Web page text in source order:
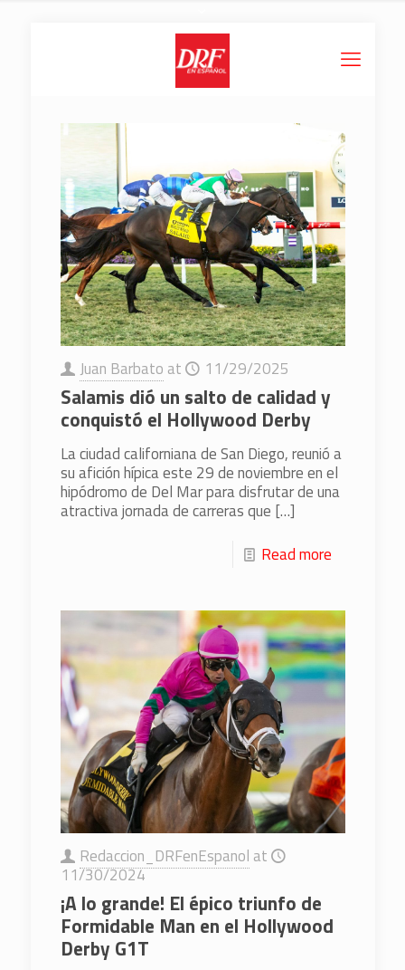
Juan Barbato at 11/29/2025
Salamis dió un salto de calidad y
conquistó el Hollywood Derby
La ciudad californiana de San Diego, reunió a
su afición hípica este 29 de noviembre en el
hipódromo de Del Mar para disfrutar de una
atractiva jornada de carreras que […]
Read more
Redaccion_DRFenEspanol at
11/30/2024
¡A lo grande! El épico triunfo de
Formidable Man en el Hollywood
Derby G1T